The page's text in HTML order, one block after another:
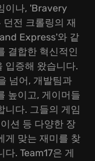
이나, 'Bravery
전 크롤링의 재
Express'와 같
결합한 혁신적인
입증해 왔습니다.
넘어, 개발팀과
높이고, 게이머들
니다. 그들의 게임
션 등 다양한 장
게 맞는 재미를 찾
. Team17은 게